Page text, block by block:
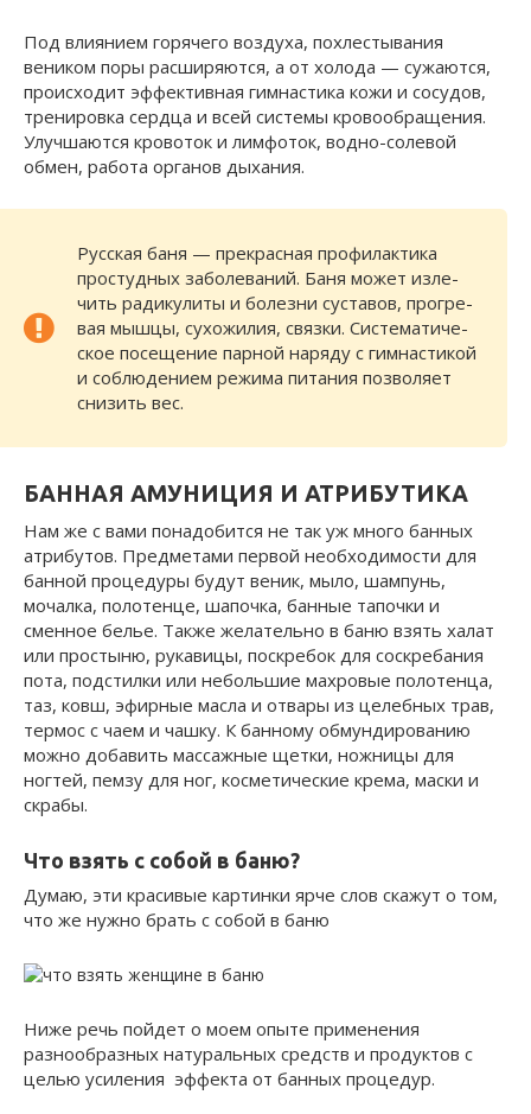
Под влиянием горячего воздуха, похлестывания
веником поры расширяются, а от холода — сужаются,
происходит эффектив­ная гимнастика кожи и сосудов,
тренировка сердца и всей системы кровообращения.
Улуч­шаются кровоток и лимфоток, водно-солевой
обмен, работа органов дыхания.
Русская баня — прекрасная профилактика
простудных заболеваний. Баня может изле­
чить радикулиты и болезни суставов, прогре­
вая мышцы, сухожилия, связки. Систематиче­
ское посещение парной наряду с гимнастикой
и соблюдением режима питания позволяет
снизить вес.
БАННАЯ АМУНИЦИЯ И АТРИБУТИКА
Нам же с вами понадобится не так уж много банных
атрибутов. Предметами первой необходимости для
банной процедуры будут веник, мыло, шампунь,
мочалка, полотенце, шапочка, банные тапочки и
сменное белье. Также желательно в баню взять халат
или простыню, рукавицы, поскребок для соскребания
пота, подстилки или небольшие махро­вые полотенца,
таз, ковш, эфирные масла и отвары из целебных трав,
термос с чаем и чашку. К банному обмундирова­нию
можно добавить массажные щетки, ножницы для
ногтей, пемзу для ног, кос­метические крема, маски и
скрабы.
Что взять с собой в баню?
Думаю, эти красивые картинки ярче слов скажут о том,
что же нужно брать с собой в баню
Ниже речь пойдет о моем опыте применения
разнообразных натуральных средств и продуктов с
целью усиления эффекта от банных процедур.